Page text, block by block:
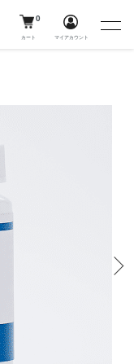
0
カート マイアカウント